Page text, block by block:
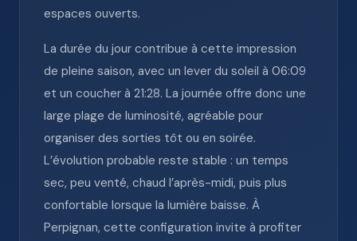
espaces ouverts.
La durée du jour contribue à cette impression
de pleine saison, avec un lever du soleil à 06:09
et un coucher à 21:28. La journée offre donc une
large plage de luminosité, agréable pour
organiser des sorties tôt ou en soirée.
L’évolution probable reste stable : un temps
sec, peu venté, chaud l’après-midi, puis plus
confortable lorsque la lumière baisse. À
Perpignan, cette configuration invite à profiter